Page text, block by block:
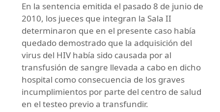
En la sentencia emitida el pasado 8 de junio de
2010, los jueces que integran la Sala II
determinaron que en el presente caso había
quedado demostrado que la adquisición del
virus del HIV había sido causada por al
transfusión de sangre llevada a cabo en dicho
hospital como consecuencia de los graves
incumplimientos por parte del centro de salud
en el testeo previo a transfundir.